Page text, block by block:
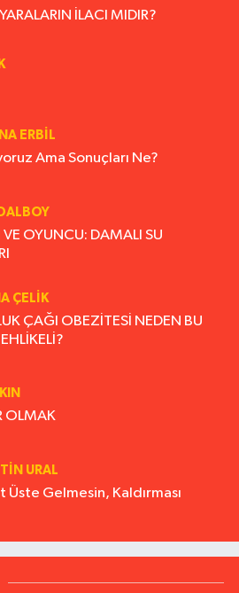
İLACI MIDIR?
ERBIL
Ama Sonuçları Ne?
VE OYUNCU: DAMALI SU
ÇELIK
ÇAĞI OBEZİTESİ NEDEN BU
OLMAK
URAL
Üste Gelmesin, Kaldırması